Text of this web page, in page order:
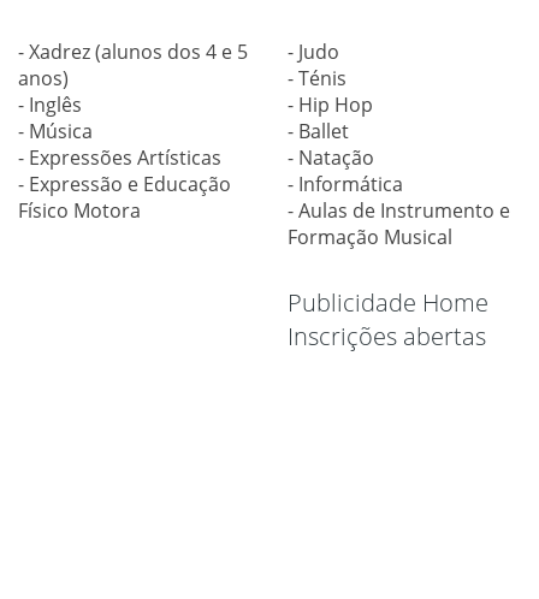
- Xadrez (alunos dos 4 e 5
anos)
- Inglês
- Música
- Expressões Artísticas
- Expressão e Educação
Físico Motora
- Judo
- Ténis
- Hip Hop
- Ballet
- Natação
- Informática
- Aulas de Instrumento e
Formação Musical
Publicidade Home
Inscrições abertas